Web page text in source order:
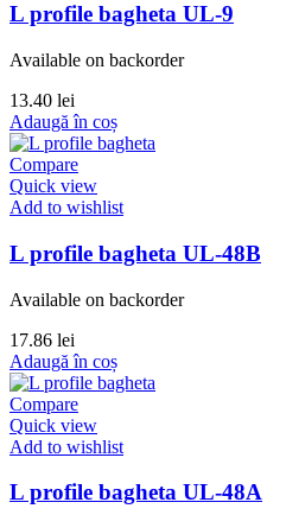
L profile bagheta UL-9
Available on backorder
13.40 lei
Adaugă în coș
Compare
Quick view
Add to wishlist
L profile bagheta UL-48B
Available on backorder
17.86 lei
Adaugă în coș
Compare
Quick view
Add to wishlist
L profile bagheta UL-48A